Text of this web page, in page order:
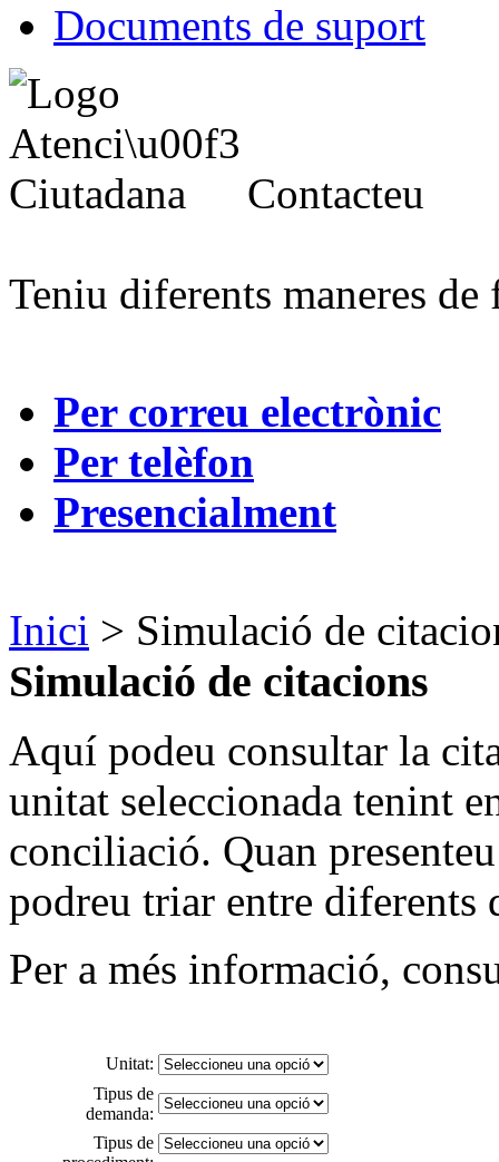
Documents de suport
Contacteu
Teniu diferents maneres de
Per correu electrònic
Per telèfon
Presencialment
Inici > Simulació de
Simulació de citacions
Aquí podeu consultar la
unitat seleccionada tenint
conciliació. Quan
podreu triar entre diferents
Per a més informació,
Unitat:
Tipus de
demanda:
Tipus de